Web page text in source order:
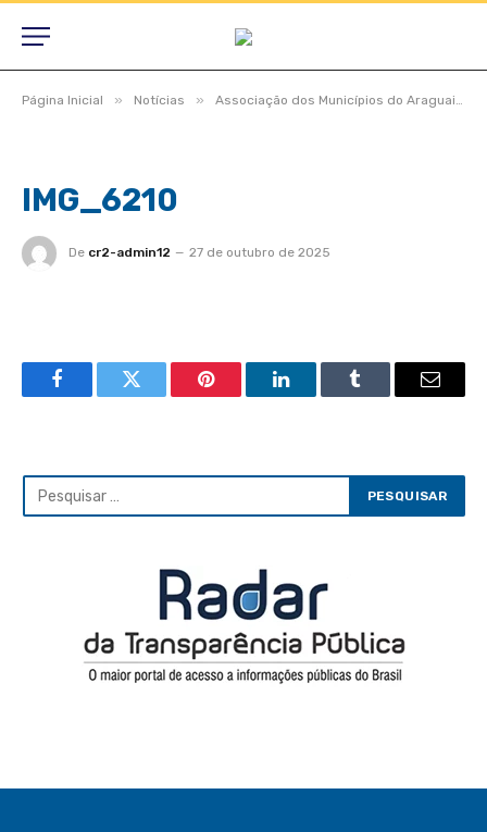
Página Inicial » Notícias » Associação dos Municípios do Araguaia sedia audiência regional em São Félix do Araguaia com foco em inclusão e responsabilidade social
IMG_6210
De cr2-admin12 27 de outubro de 2025
FacebookTwitter Pinterest LinkedInTumblr Email